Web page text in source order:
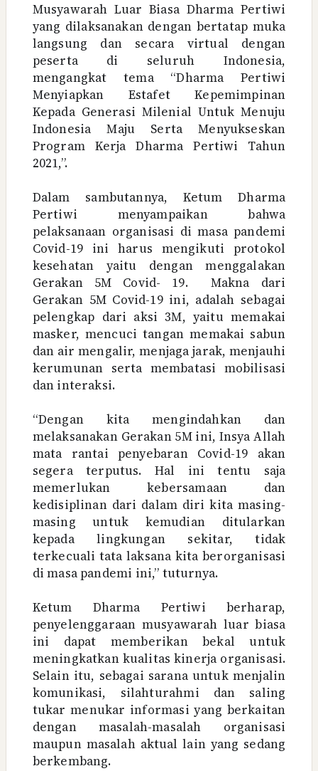
Musyawarah Luar Biasa Dharma Pertiwi
yang dilaksanakan dengan bertatap muka
langsung dan secara virtual dengan
peserta di seluruh Indonesia,
mengangkat tema “Dharma Pertiwi
Menyiapkan Estafet Kepemimpinan
Kepada Generasi Milenial Untuk Menuju
Indonesia Maju Serta Menyukseskan
Program Kerja Dharma Pertiwi Tahun
2021,”.
Dalam sambutannya, Ketum Dharma
Pertiwi menyampaikan bahwa
pelaksanaan organisasi di masa pandemi
Covid-19 ini harus mengikuti protokol
kesehatan yaitu dengan menggalakan
Gerakan 5M Covid- 19.
Makna dari
Gerakan 5M Covid-19 ini, adalah sebagai
pelengkap dari aksi 3M, yaitu memakai
masker, mencuci tangan memakai sabun
dan air mengalir, menjaga jarak, menjauhi
kerumunan serta membatasi mobilisasi
dan interaksi.
“Dengan kita mengindahkan dan
melaksanakan Gerakan 5M ini, Insya Allah
mata rantai penyebaran Covid-19 akan
segera terputus. Hal ini tentu saja
memerlukan kebersamaan dan
kedisiplinan dari dalam diri kita masing-
masing untuk kemudian ditularkan
kepada lingkungan sekitar, tidak
terkecuali tata laksana kita berorganisasi
di masa pandemi ini,” tuturnya.
Ketum Dharma Pertiwi berharap,
penyelenggaraan musyawarah luar biasa
ini dapat memberikan bekal untuk
meningkatkan kualitas kinerja organisasi.
Selain itu, sebagai sarana untuk menjalin
komunikasi, silahturahmi dan saling
tukar menukar informasi yang berkaitan
dengan masalah-masalah organisasi
maupun masalah aktual lain yang sedang
berkembang.